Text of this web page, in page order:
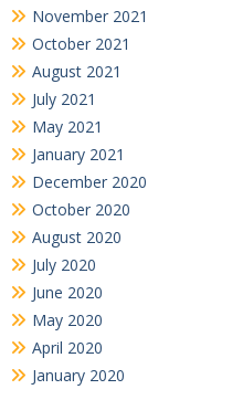
November 2021
October 2021
August 2021
July 2021
May 2021
January 2021
December 2020
October 2020
August 2020
July 2020
June 2020
May 2020
April 2020
January 2020